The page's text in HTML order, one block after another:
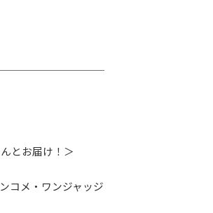
とお届け！＞
コメ・ワンジャッジ